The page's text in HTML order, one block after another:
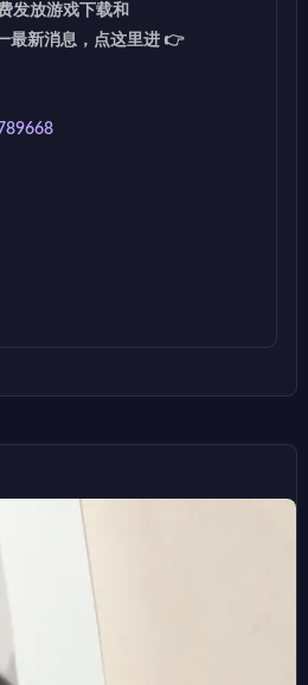
发放游戏下载和
最新消息，点这里进 👉